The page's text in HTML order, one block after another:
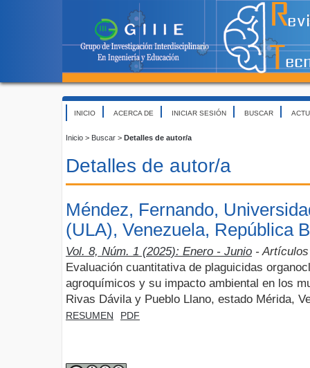
INICIO ACERCA DE INICIAR SESIÓN BUSCAR
Inicio > Buscar > Detalles de autor/a
Detalles de autor/a
Méndez, Fernando,
(ULA), Venezuela, República
Vol. 8, Núm. 1 (2025): Enero - Junio - Artículos
Evaluación cuantitativa de plaguicidas
agroquímicos y su impacto ambiental en los
Rivas Dávila y Pueblo Llano, estado Mérida,
RESUMEN PDF